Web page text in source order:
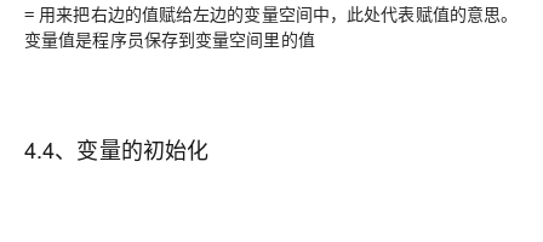
= 用来把右边的值赋给左边的变量空间中，此处代表赋值的意思。
变量值是程序员保存到变量空间里的值
4.4、变量的初始化